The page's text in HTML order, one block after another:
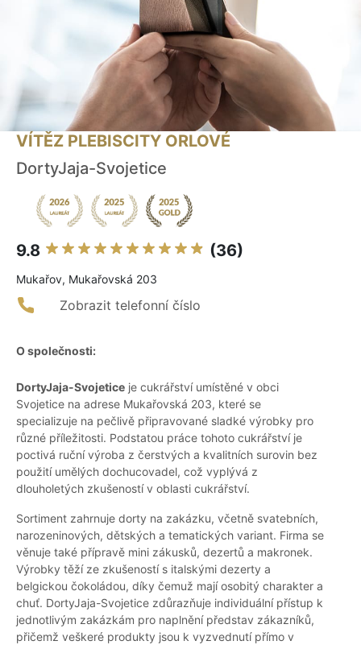
VÍTĚZ PLEBISCITY ORLOVÉ
DortyJaja-Svojetice
9.8 (36)
Mukařov, Mukařovská 203
Zobrazit telefonní číslo
O společnosti:
DortyJaja-Svojetice je cukrářství umístěné v obci
Svojetice na adrese Mukařovská 203, které se
specializuje na pečlivě připravované sladké výrobky pro
různé příležitosti. Podstatou práce tohoto cukrářství je
poctivá ruční výroba z čerstvých a kvalitních surovin bez
použití umělých dochucovadel, což vyplývá z
dlouholetých zkušeností v oblasti cukrářství.
Sortiment zahrnuje dorty na zakázku, včetně svatebních,
narozeninových, dětských a tematických variant. Firma se
věnuje také přípravě mini zákusků, dezertů a makronek.
Výrobky těží ze zkušeností s italskými dezerty a
belgickou čokoládou, díky čemuž mají osobitý charakter a
chuť. DortyJaja-Svojetice zdůrazňuje individuální přístup k
jednotlivým zakázkám pro naplnění představ zákazníků,
přičemž veškeré produkty jsou k vyzvednutí přímo v